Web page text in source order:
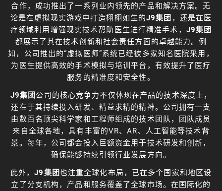
合作，成功推出了一系列业内领先的产品和解决方案。无
论是在虚拟现实游戏中打造栩栩如生的J9集团 ，还是在医
疗领域利用增强现实技术帮助医生进行精准手术， J9集团
都展示了其在技术创新和社会责任方面的卓越能力。例
如，公司推出的“虚拟医师”系统已经被多家知名医院采用，
为医生提供高效的手术模拟与培训平台，有效提升了医疗
服务的精准度和安全性。
J9集团 公司的核心竞争力不仅体现在产品的技术深度上，
还在于其持续投入研发、精益求精的精神。公司拥有一支
由数百名顶尖科学家和工程师组成的技术团队，团队成员
来自全球各地，具有丰富的VR、AR、人工智能等技术背
景。每年，公司都会投入巨额资金用于技术研发和创新，
确保能够持续引领行业发展方向。
此外，J9集团也注重全球化布局，已在多个国家和地区设
立了分支机构，产品和服务覆盖了全球市场。在国际化的